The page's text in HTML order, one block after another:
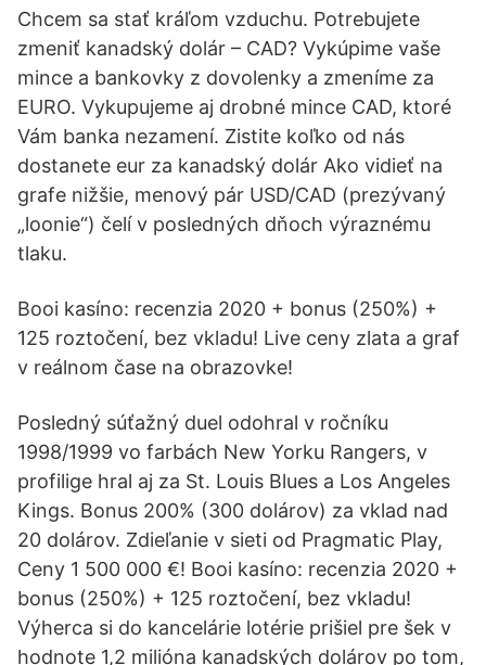
Chcem sa stať kráľom vzduchu. Potrebujete
zmeniť kanadský dolár – CAD? Vykúpime vaše
mince a bankovky z dovolenky a zmeníme za
EURO. Vykupujeme aj drobné mince CAD, ktoré
Vám banka nezamení. Zistite koľko od nás
dostanete eur za kanadský dolár Ako vidieť na
grafe nižšie, menový pár USD/CAD (prezývaný
„loonie“) čelí v posledných dňoch výraznému
tlaku.
Booi kasíno: recenzia 2020 + bonus (250%) +
125 roztočení, bez vkladu! Live ceny zlata a graf
v reálnom čase na obrazovke!
Posledný súťažný duel odohral v ročníku
1998/1999 vo farbách New Yorku Rangers, v
profilige hral aj za St. Louis Blues a Los Angeles
Kings. Bonus 200% (300 dolárov) za vklad nad
20 dolárov. Zdieľanie v sieti od Pragmatic Play,
Ceny 1 500 000 €! Booi kasíno: recenzia 2020 +
bonus (250%) + 125 roztočení, bez vkladu!
Výherca si do kancelárie lotérie prišiel pre šek v
hodnote 1,2 milióna kanadských dolárov po tom,